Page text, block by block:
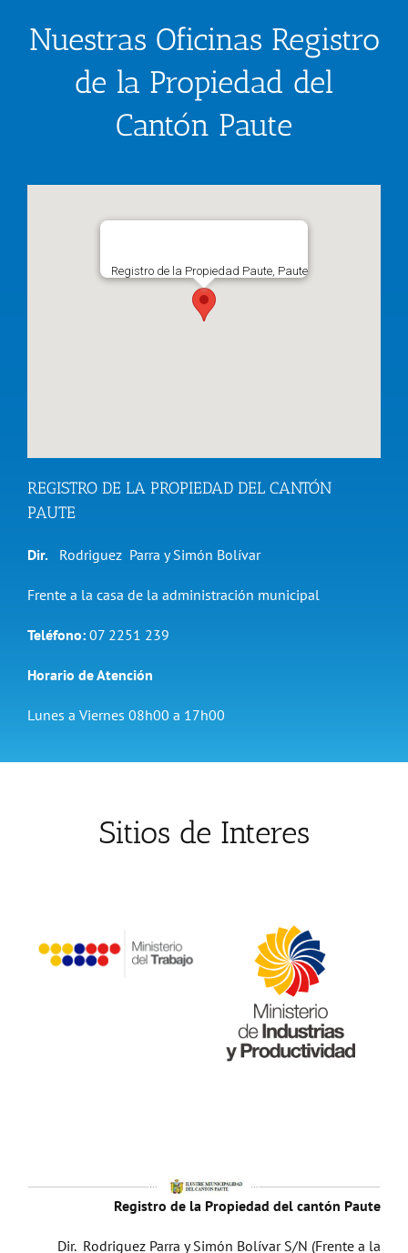
Nuestras Oficinas Registro
de la Propiedad del
Cantón Paute
Registro de la Propiedad Paute, Paute
REGISTRO DE LA PROPIEDAD DEL CANTÓN
PAUTE
Dir. Rodriguez Parra y Simón Bolívar
Frente a la casa de la administración municipal
Teléfono: 07 2251 239
Horario de Atención
Lunes a Viernes 08h00 a 17h00
Sitios de Interes
Registro de la Propiedad del cantón Paute
Dir. Rodriguez Parra y Simón Bolívar S/N (Frente a la